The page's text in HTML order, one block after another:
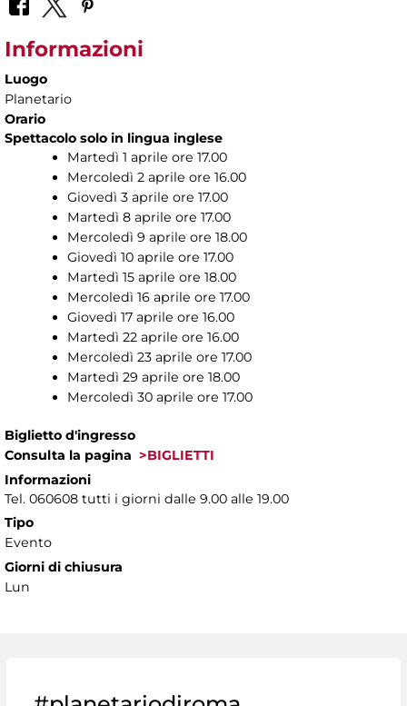
Informazioni
Luogo
Planetario
Orario
Spettacolo solo in lingua inglese
Martedì 1 aprile ore 17.00
Mercoledì 2 aprile ore 16.00
Giovedì 3 aprile ore 17.00
Martedì 8 aprile ore 17.00
Mercoledì 9 aprile ore 18.00
Giovedì 10 aprile ore 17.00
Martedì 15 aprile ore 18.00
Mercoledì 16 aprile ore 17.00
Giovedì 17 aprile ore 16.00
Martedì 22 aprile ore 16.00
Mercoledì 23 aprile ore 17.00
Martedì 29 aprile ore 18.00
Mercoledì 30 aprile ore 17.00
Biglietto d'ingresso
Consulta la pagina >BIGLIETTI
Informazioni
Tel. 060608 tutti i giorni dalle 9.00 alle 19.00
Tipo
Evento
Giorni di chiusura
Lun